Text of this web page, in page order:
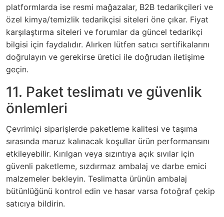
platformlarda ise resmi mağazalar, B2B tedarikçileri ve
özel kimya/temizlik tedarikçisi siteleri öne çıkar. Fiyat
karşılaştırma siteleri ve forumlar da güncel tedarikçi
bilgisi için faydalıdır. Alırken lütfen satıcı sertifikalarını
doğrulayın ve gerekirse üretici ile doğrudan iletişime
geçin.
11. Paket teslimatı ve güvenlik
önlemleri
Çevrimiçi siparişlerde paketleme kalitesi ve taşıma
sırasında maruz kalınacak koşullar ürün performansını
etkileyebilir. Kırılgan veya sızıntıya açık sıvılar için
güvenli paketleme, sızdırmaz ambalaj ve darbe emici
malzemeler bekleyin. Teslimatta ürünün ambalaj
bütünlüğünü kontrol edin ve hasar varsa fotoğraf çekip
satıcıya bildirin.